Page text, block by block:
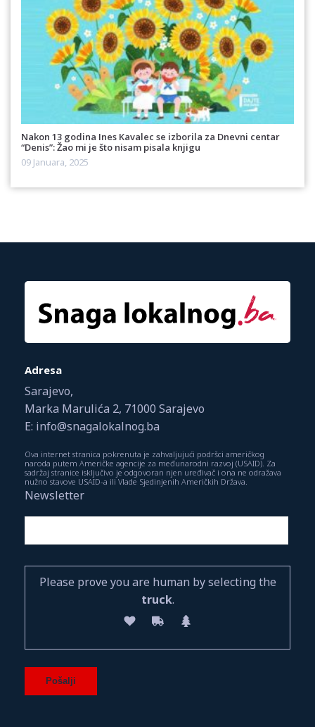
Nakon 13 godina Ines Kavalec se izborila za Dnevni centar
“Denis”: Žao mi je što nisam pisala knjigu
09 Januara, 2025
Adresa
Sarajevo,
Marka Marulića 2, 71000 Sarajevo
E: info@snagalokalnog.ba
Ova internet stranica pokrenuta je zahvaljujući podršci američkog
naroda putem Američke agencije za međunarodni razvoj (USAID). Za
sadržaj stranice isključivo je odgovoran njen uređivač i ona ne odražava
nužno stavove USAID-a ili Vlade Sjedinjenih Američkih Država.
Newsletter
Please prove you are human by selecting the
truck.